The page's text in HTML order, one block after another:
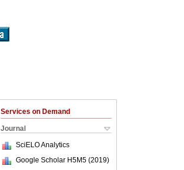
Services on Demand
Journal
SciELO Analytics
Google Scholar H5M5 (2019)